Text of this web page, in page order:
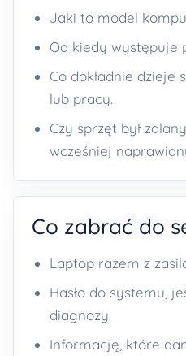
Jaki to model
Od kiedy występuje
Co dokładnie dzieje
lub pracy.
Czy sprzęt był
wcześniej
Co zabrać do
Laptop razem z
Hasło do systemu,
diagnozy.
Informację, które